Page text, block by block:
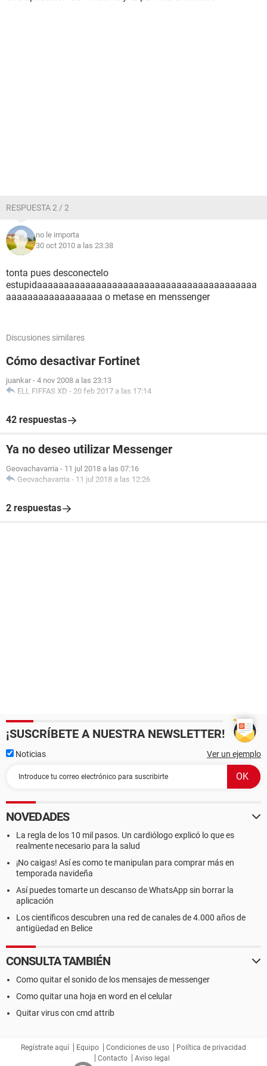
RESPUESTA 2 / 2
no le importa
30 oct 2010 a las 23:38
tonta pues desconectelo
estupidaaaaaaaaaaaaaaaaaaaaaaaaaaaaaaaaaaaaaaaaa
aaaaaaaaaaaaaaaaaa o metase en menssenger
Discusiones similares
Cómo desactivar Fortinet
juankar - 4 nov 2008 a las 23:13
ELL FIFFAS XD - 20 feb 2017 a las 17:14
42 respuestas
Ya no deseo utilizar Messenger
Geovachavarria - 11 jul 2018 a las 07:16
Geovachavarria - 11 jul 2018 a las 12:26
2 respuestas
¡SUSCRÍBETE A NUESTRA NEWSLETTER!
Noticias Ver un ejemplo
NOVEDADES
La regla de los 10 mil pasos. Un cardiólogo explicó lo que es
realmente necesario para la salud
¡No caigas! Así es como te manipulan para comprar más en
temporada navideña
Así puedes tomarte un descanso de WhatsApp sin borrar la
aplicación
Los científicos descubren una red de canales de 4.000 años de
antigüedad en Belice
CONSULTA TAMBIÉN
Como quitar el sonido de los mensajes de messenger
Como quitar una hoja en word en el celular
Quitar virus con cmd attrib
Regístrate aquí Equipo Condiciones de uso
Política de privacidad
Contacto
Aviso legal